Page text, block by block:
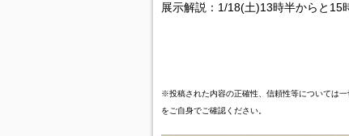
展示解説：1/18(土)13時半からと15
※投稿された内容の正確性、信頼性等については
をご自身でご確認ください。